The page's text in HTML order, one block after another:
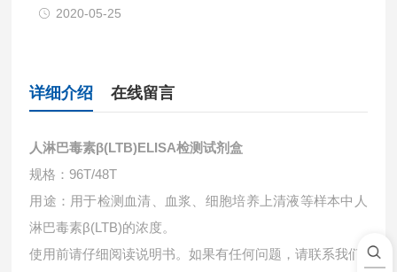
2020-05-25
详细介绍 在线留言
人淋巴毒素β(LTB)ELISA检测试剂盒
规格：96T/48T
用途：用于检测血清、血浆、细胞培养上清液等样本中 人
淋巴毒素β(LTB)的浓度。
使用前请仔细阅读说明书。如果有任何问题，请联系我们